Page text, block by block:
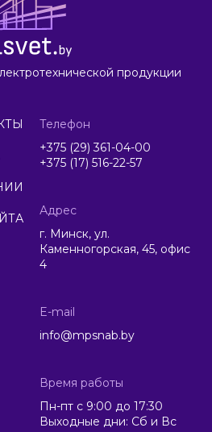
продукции
Телефон
+375 (29) 361-04-00
+375 (17) 516-22-57
Адрес
г. Минск, ул.
Каменногорская, 45, офис
4
E-mail
info@mpsnab.by
Время работы
Пн-пт с 9:00 до 17:30
Выходные дни: Сб и Вс